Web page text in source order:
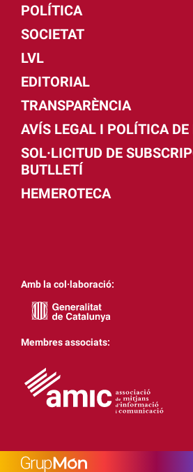
POLÍTICA
SOCIETAT
LVL
EDITORIAL
TRANSPARÈNCIA
AVÍS LEGAL I POLÍTICA
SOL·LICITUD DE
BUTLLETÍ
HEMEROTECA
Amb la col·laboració:
Membres associats: